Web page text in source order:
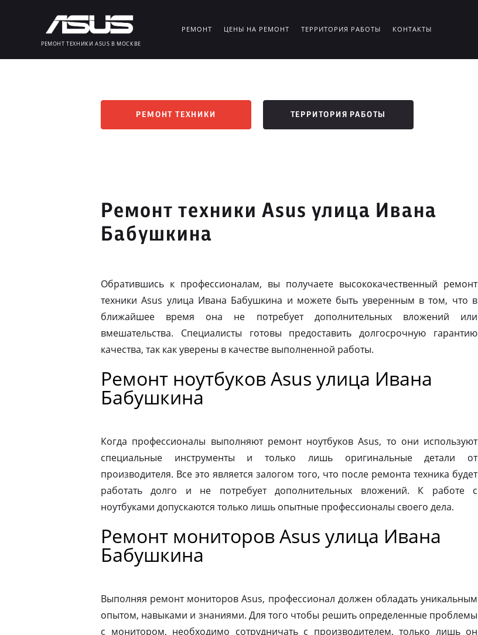
РЕМОНТ ТЕХНИКИ ASUS В МОСКВЕ
РЕМОНТ ЦЕНЫ НА РЕМОНТ ТЕРРИТОРИЯ РАБОТЫ КОНТАКТЫ
РЕМОНТ ТЕХНИКИ ТЕРРИТОРИЯ РАБОТЫ
Ремонт техники Asus улица Ивана
Бабушкина
Обратившись к профессионалам, вы получаете высококачественный ремонт
техники Asus улица Ивана Бабушкина и можете быть уверенным в том, что в
ближайшее время она не потребует дополнительных вложений или
вмешательства. Специалисты готовы предоставить долгосрочную гарантию
качества, так как уверены в качестве выполненной работы.
Ремонт ноутбуков Asus улица Ивана
Бабушкина
Когда профессионалы выполняют ремонт ноутбуков Asus, то они используют
специальные инструменты и только лишь оригинальные детали от
производителя. Все это является залогом того, что после ремонта техника будет
работать долго и не потребует дополнительных вложений. К работе с
ноутбуками допускаются только лишь опытные профессионалы своего дела.
Ремонт мониторов Asus улица Ивана
Бабушкина
Выполняя ремонт мониторов Asus, профессионал должен обладать уникальным
опытом, навыками и знаниями. Для того чтобы решить определенные проблемы
с монитором, необходимо сотрудничать с производителем, только лишь он